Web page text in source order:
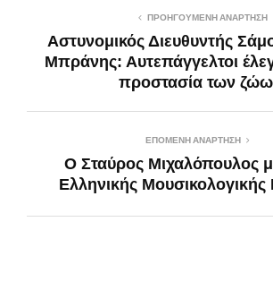
ΠΡΟΗΓΟΎΜΕΝΗ ΑΝΆΡΤΗΣΗ
Αστυνομικός Διευθυντής
Μπράνης: Αυτεπάγγελτοι
προστασία των
ΕΠΌΜΕΝΗ ΑΝΆΡΤΗΣΗ
Ο Σταύρος Μιχαλόπουλος
Ελληνικής Μουσικολογικής